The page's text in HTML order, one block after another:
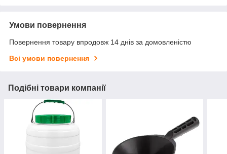
Умови повернення
Повернення товару впродовж 14 днів за домовленістю
Всі умови повернення
Подібні товари компанії